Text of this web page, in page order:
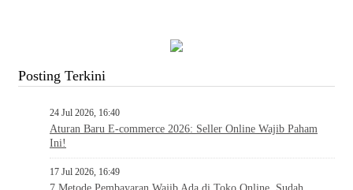
Posting Terkini
24 Jul 2026, 16:40
Aturan Baru E-commerce 2026: Seller Online Wajib Paham
Ini!
17 Jul 2026, 16:49